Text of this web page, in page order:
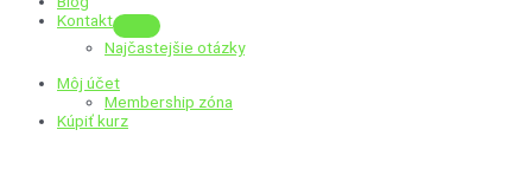
Kontakt
Menu
Toggle
Najčastejšie otázky
Môj účet
Membership zóna
Kúpiť kurz